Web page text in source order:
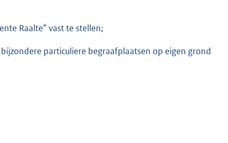
Raalte” vast te stellen;
particuliere begraafplaatsen op eigen grond